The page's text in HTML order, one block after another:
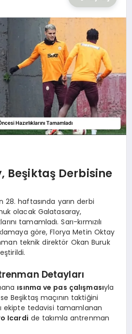
Beşiktaş Derbisine
28. haftasında yarın derbi
olacak Galatasaray,
tamamladı. Sarı-kırmızılı
göre, Florya Metin Oktay
teknik direktör Okan Buruk
Detayları
ısınma ve pas çalışmasıyla
Beşiktaş maçının taktiğini
ekipte tedavisi tamamlanan
Icardi de takımla antrenman